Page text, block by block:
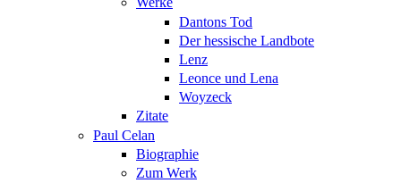
Dantons Tod
Der hessische Landbote
Lenz
Leonce und Lena
Woyzeck
Zitate
Paul Celan
Biographie
Zum Werk